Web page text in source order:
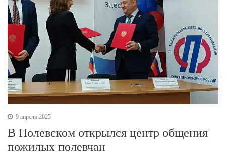
9 апреля 2025
В Полевском открылся центр общения
пожилых полевчан